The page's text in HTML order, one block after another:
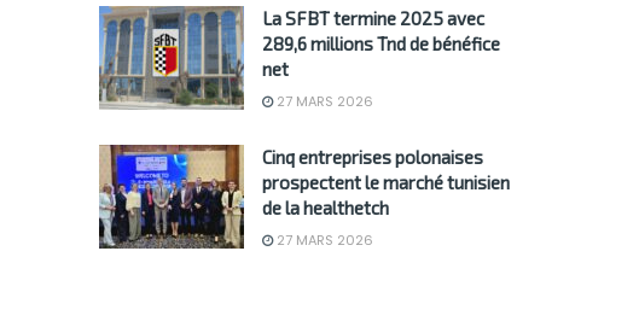
La SFBT termine 2025 avec
289,6 millions Tnd de bénéfice
net
27 MARS 2026
Cinq entreprises polonaises
prospectent le marché tunisien
de la healthetch
27 MARS 2026